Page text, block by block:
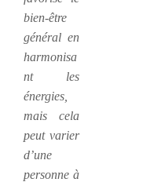
bien-être
général en
harmonisa
nt les
énergies,
mais cela
peut varier
d’une
personne à